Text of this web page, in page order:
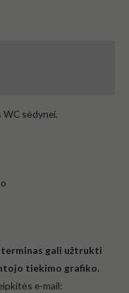
sėdynei.
gali užtrukti
tiekimo grafiko.
e-mail: